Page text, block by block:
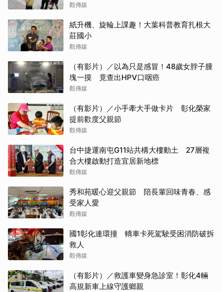
觀傳媒
紙升機、旋輪上課趣！大葉科普教育扎根大
莊國小
觀傳媒
（有影片）／以為只是感冒！48歲女脖子腫
塊一摸 竟查出HPV口咽癌
觀傳媒
（有影片）／小手牽大手做卡片 彰化榮家
提前歡度父親節
觀傳媒
台中捷運南屯G11站共構大樓動土 27層複
合大樓啟動打造宜居新地標
觀傳媒
秀和苑暖心迎父親節 陪長輩回味青春、感
受家人愛
觀傳媒
國1彰化連環撞 轎車卡死駕駛受困消防破拆
救人
觀傳媒
（有影片）／救護車變身急診室！彰化4輛
高規新車上線守護鄉親